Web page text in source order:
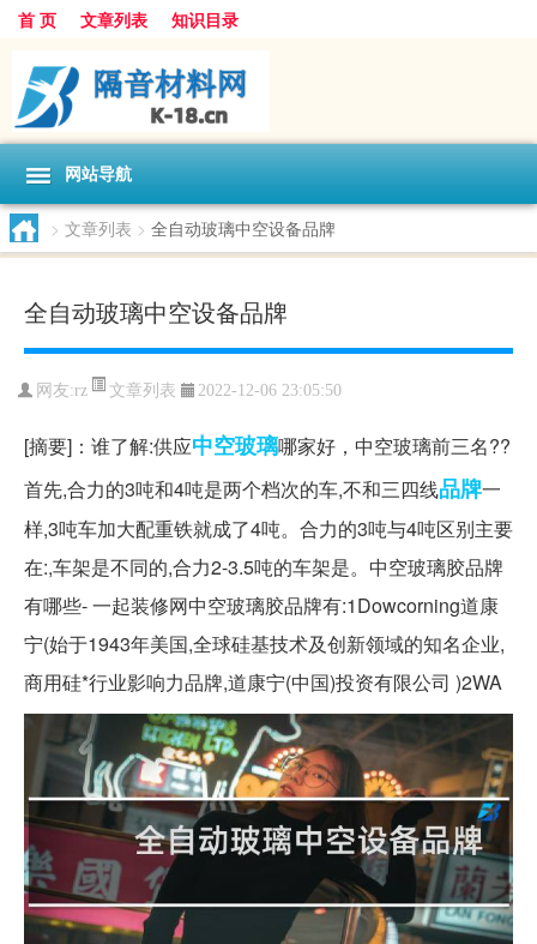
首 页 文章列表 知识目录
网站导航
> 文章列表 > 全自动玻璃中空设备品牌
全自动玻璃中空设备品牌
网友:rz 文章列表 2022-12-06 23:05:50
[摘要]：谁了解:供应中空玻璃哪家好，中空玻璃前三名??
首先,合力的3吨和4吨是两个档次的车,不和三四线品牌一
样,3吨车加大配重铁就成了4吨。合力的3吨与4吨区别主要
在:,车架是不同的,合力2-3.5吨的车架是。中空玻璃胶品牌
有哪些- 一起装修网中空玻璃胶品牌有:1Dowcorning道康
宁(始于1943年美国,全球硅基技术及创新领域的知名企业,
商用硅*行业影响力品牌,道康宁(中国)投资有限公司 )2WA